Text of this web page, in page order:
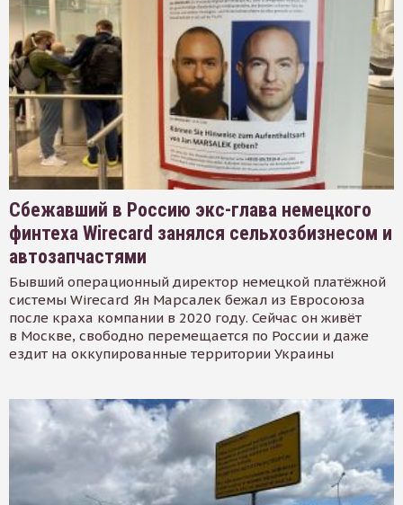
Сбежавший в Россию экс-глава немецкого
финтеха Wirecard занялся сельхозбизнесом и
автозапчастями
Бывший операционный директор немецкой платёжной
системы Wirecard Ян Марсалек бежал из Евросоюза
после краха компании в 2020 году. Сейчас он живёт
в Москве, свободно перемещается по России и даже
ездит на оккупированные территории Украины